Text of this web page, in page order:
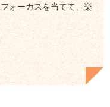
ォーカスを当てて、楽